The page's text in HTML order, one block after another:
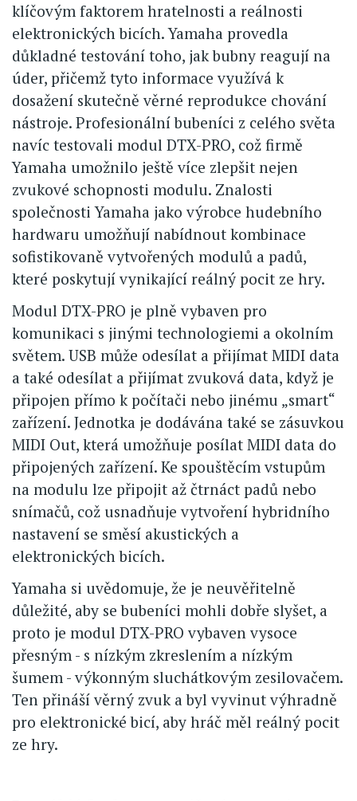
klíčovým faktorem hratelnosti a reálnosti
elektronických bicích. Yamaha provedla
důkladné testování toho, jak bubny reagují na
úder, přičemž tyto informace využívá k
dosažení skutečně věrné reprodukce chování
nástroje. Profesionální bubeníci z celého světa
navíc testovali modul DTX-PRO, což firmě
Yamaha umožnilo ještě více zlepšit nejen
zvukové schopnosti modulu. Znalosti
společnosti Yamaha jako výrobce hudebního
hardwaru umožňují nabídnout kombinace
sofistikovaně vytvořených modulů a padů,
které poskytují vynikající reálný pocit ze hry.
Modul DTX-PRO je plně vybaven pro
komunikaci s jinými technologiemi a okolním
světem. USB může odesílat a přijímat MIDI data
a také odesílat a přijímat zvuková data, když je
připojen přímo k počítači nebo jinému „smart“
zařízení. Jednotka je dodávána také se zásuvkou
MIDI Out, která umožňuje posílat MIDI data do
připojených zařízení. Ke spouštěcím vstupům
na modulu lze připojit až čtrnáct padů nebo
snímačů, což usnadňuje vytvoření hybridního
nastavení se směsí akustických a
elektronických bicích.
Yamaha si uvědomuje, že je neuvěřitelně
důležité, aby se bubeníci mohli dobře slyšet, a
proto je modul DTX-PRO vybaven vysoce
přesným - s nízkým zkreslením a nízkým
šumem - výkonným sluchátkovým zesilovačem.
Ten přináší věrný zvuk a byl vyvinut výhradně
pro elektronické bicí, aby hráč měl reálný pocit
ze hry.